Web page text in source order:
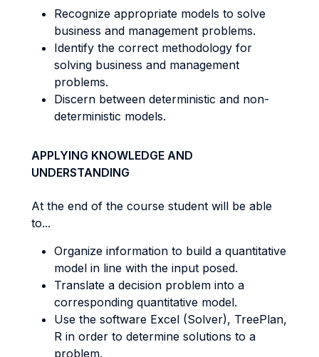
Recognize appropriate models to solve
business and management problems.
Identify the correct methodology for
solving business and management
problems.
Discern between deterministic and non-
deterministic models.
APPLYING KNOWLEDGE AND
UNDERSTANDING
At the end of the course student will be able
to...
Organize information to build a quantitative
model in line with the input posed.
Translate a decision problem into a
corresponding quantitative model.
Use the software Excel (Solver), TreePlan,
R in order to determine solutions to a
problem.